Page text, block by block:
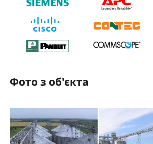
Фото з об'єкта